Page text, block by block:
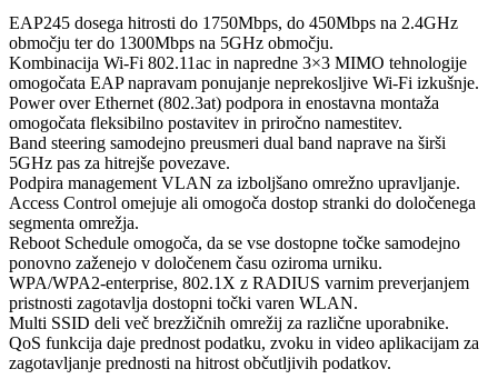
EAP245 dosega hitrosti do 1750Mbps, do 450Mbps na 2.4GHz
območju ter do 1300Mbps na 5GHz območju.
Kombinacija Wi-Fi 802.11ac in napredne 3×3 MIMO tehnologije
omogočata EAP napravam ponujanje neprekosljive Wi-Fi izkušnje.
Power over Ethernet (802.3at) podpora in enostavna montaža
omogočata fleksibilno postavitev in priročno namestitev.
Band steering samodejno preusmeri dual band naprave na širši
5GHz pas za hitrejše povezave.
Podpira management VLAN za izboljšano omrežno upravljanje.
Access Control omejuje ali omogoča dostop stranki do določenega
segmenta omrežja.
Reboot Schedule omogoča, da se vse dostopne točke samodejno
ponovno zaženejo v določenem času oziroma urniku.
WPA/WPA2-enterprise, 802.1X z RADIUS varnim preverjanjem
pristnosti zagotavlja dostopni točki varen WLAN.
Multi SSID deli več brezžičnih omrežij za različne uporabnike.
QoS funkcija daje prednost podatku, zvoku in video aplikacijam za
zagotavljanje prednosti na hitrost občutljivih podatkov.